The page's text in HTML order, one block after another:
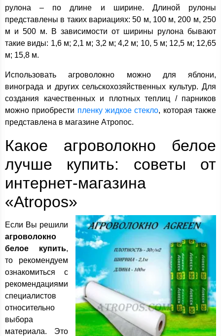
рулона – по длине и ширине. Длиной рулоны
представлены в таких вариациях: 50 м, 100 м, 200 м, 250
м и 500 м. В зависимости от ширины рулона бывают
такие виды: 1,6 м; 2,1 м; 3,2 м; 4,2 м; 10, 5 м; 12,5 м; 12,65
м; 15,8 м.
Использовать агроволокно можно для яблони,
винограда и других сельскохозяйственных культур. Для
создания качественных и плотных теплиц / парников
можно приобрести пленку жидкое стекло, которая также
представлена в магазине Атропос.
Какое агроволокно белое
лучше купить: советы от
интернет-магазина
«Atropos»
Если Вы решили
агроволокно
белое купить,
то рекомендуем
ознакомиться с
рекомендациями
специалистов
относительно
выбора
материала. Это